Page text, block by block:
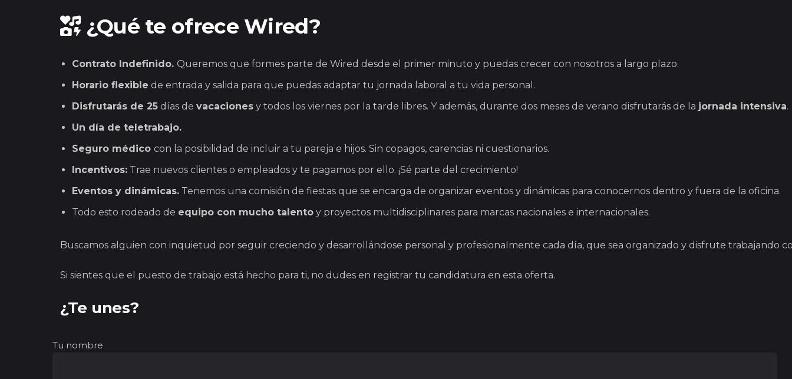
¿Qué te ofrece Wired?
Contrato Indefinido. Queremos que formes parte de Wired desde el primer minuto y puedas crecer con nosotros a largo plazo.
Horario flexible de entrada y salida para que puedas adaptar tu jornada laboral a tu vida personal.
Disfrutarás de 25 días de vacaciones y todos los viernes por la tarde libres. Y además, durante dos meses de verano disfrutarás de la jornada intensiva.
Un día de teletrabajo.
Seguro médico con la posibilidad de incluir a tu pareja e hijos. Sin copagos, carencias ni cuestionarios.
Incentivos: Trae nuevos clientes o empleados y te pagamos por ello. ¡Sé parte del crecimiento!
Eventos y dinámicas. Tenemos una comisión de fiestas que se encarga de organizar eventos y dinámicas para conocernos dentro y fuera de la oficina.
Todo esto rodeado de equipo con mucho talento y proyectos multidisciplinares para marcas nacionales e internacionales.
Buscamos alguien con inquietud por seguir creciendo y desarrollándose personal y profesionalmente cada día, que sea organizado y disfrute trabajando
Si sientes que el puesto de trabajo está hecho para ti, no dudes en registrar tu candidatura en esta oferta.
¿Te unes?
Tu nombre